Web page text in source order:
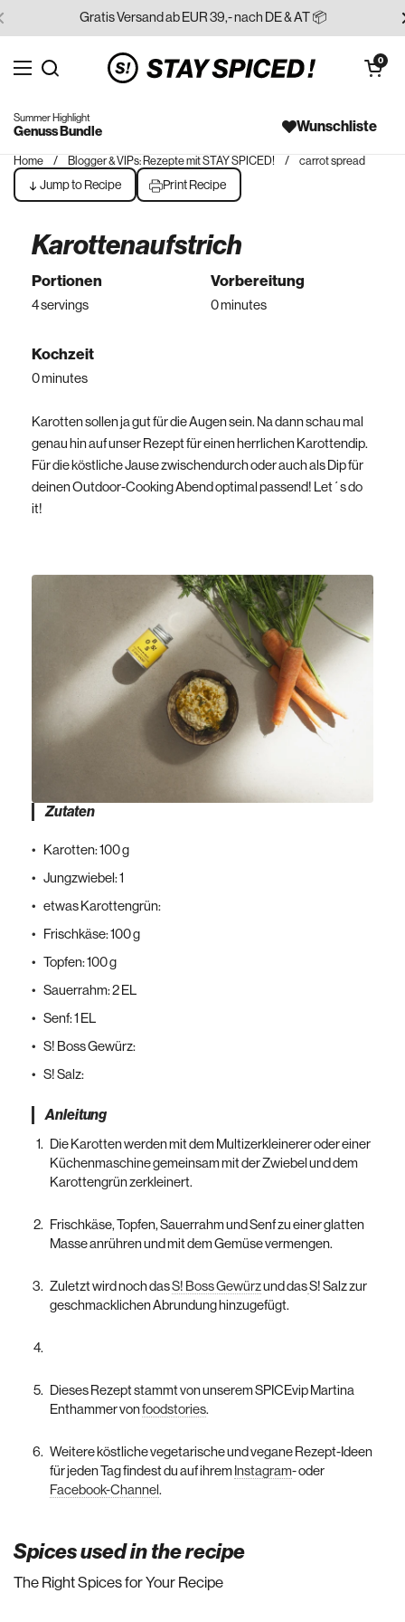
Skip to content
Gratis Versand ab EUR 39,- nach DE & AT 📦
Open menu
Search for...
Open cart
0
Wunschliste
Summer Highlight
Genuss Bundle
Home / Blogger & VIPs: Rezepte mit STAY SPICED! / carrot spread
Jump to Recipe Print Recipe
Karottenaufstrich
Portionen
4 servings
Vorbereitung
0 minutes
Kochzeit
0 minutes
Karotten sollen ja gut für die Augen sein. Na dann schau mal
genau hin auf unser Rezept für einen herrlichen Karottendip.
Für die köstliche Jause zwischendurch oder auch als Dip für
deinen Outdoor-Cooking Abend optimal passend! Let´s do
it!
Zutaten
Karotten: 100 g
Jungzwiebel: 1
etwas Karottengrün:
Frischkäse: 100 g
Topfen: 100 g
Sauerrahm: 2 EL
Senf: 1 EL
S! Boss Gewürz:
S! Salz:
Anleitung
Die Karotten werden mit dem Multizerkleinerer oder einer
Küchenmaschine gemeinsam mit der Zwiebel und dem
Karottengrün zerkleinert.
Frischkäse, Topfen, Sauerrahm und Senf zu einer glatten
Masse anrühren und mit dem Gemüse vermengen.
Zuletzt wird noch dasS! Boss Gewürzund dasS! Salz zur
geschmacklichen Abrundung hinzugefügt.
Dieses Rezept stammt von unserem SPICEvip Martina
Enthammer vonfoodstories.
Weitere köstliche vegetarische und vegane Rezept-Ideen
für jeden Tag findest du auf ihrem Instagram- oder
Facebook-Channel .
Spices used in the recipe
The Right Spices for Your Recipe